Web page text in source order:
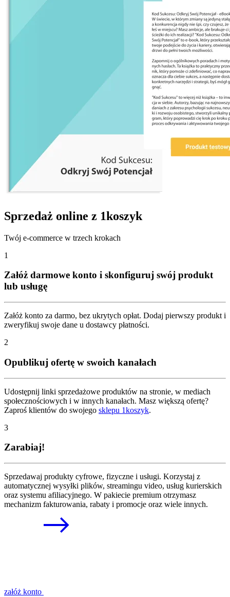
Sprzedaż online z 1koszyk
Twój e-commerce w trzech krokach
1
Załóż darmowe konto i skonfiguruj swój produkt
lub usługę
Załóż konto za darmo, bez ukrytych opłat. Dodaj pierwszy produkt i
zweryfikuj swoje dane u dostawcy płatności.
2
Opublikuj ofertę w swoich kanałach
Udostępnij linki sprzedażowe produktów na stronie, w mediach
społecznościowych i w innych kanałach. Masz większą ofertę?
Zaproś klientów do swojego sklepu 1koszyk.
3
Zarabiaj!
Sprzedawaj produkty cyfrowe, fizyczne i usługi. Korzystaj z
automatycznej wysyłki plików, streamingu video, usług kurierskich
oraz systemu afiliacyjnego. W pakiecie premium otrzymasz
mechanizm fakturowania, rabaty i promocje oraz wiele innych.
załóż konto